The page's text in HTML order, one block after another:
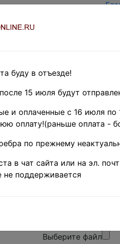
Главная»
Европа»
Франция
Поиск в категории
Выберите файл
буду в отъезде!
15 июля будут
и оплаченные с 16 июля по
оплату!(раньше оплата -
по прежнему
в чат сайта или на эл.
поддерживается